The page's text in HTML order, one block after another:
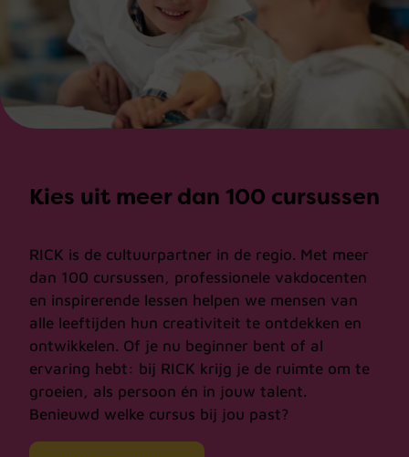
Kies uit meer dan 100 cursussen
RICK is de cultuurpartner in de regio. Met meer
dan 100 cursussen, professionele vakdocenten
en inspirerende lessen helpen we mensen van
alle leeftijden hun creativiteit te ontdekken en
ontwikkelen. Of je nu beginner bent of al
ervaring hebt: bij RICK krijg je de ruimte om te
groeien, als persoon én in jouw talent.
Benieuwd welke cursus bij jou past?